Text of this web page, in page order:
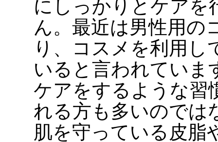
にしっかりとケアを
ん。最近は男性用の
り、コスメを利用し
いると言われていま
ケアをするような習
れる方も多いのでは
肌を守っている皮脂